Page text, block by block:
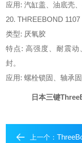
应用: 汽缸盖、油底壳
20. THREEBOND 1107
类型: 厌氧胶
特点: 高强度、耐震
封。
应用: 螺栓锁固、轴承
日本三键
上一个：